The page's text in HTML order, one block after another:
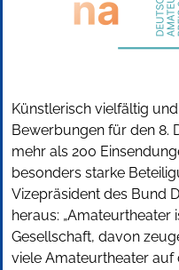
Künstlerisch vielfältig
Bewerbungen für den 8.
mehr als 200
besonders starke
Vizepräsident des Bund
heraus:
Gesellschaft, davon
viele Amateurtheater